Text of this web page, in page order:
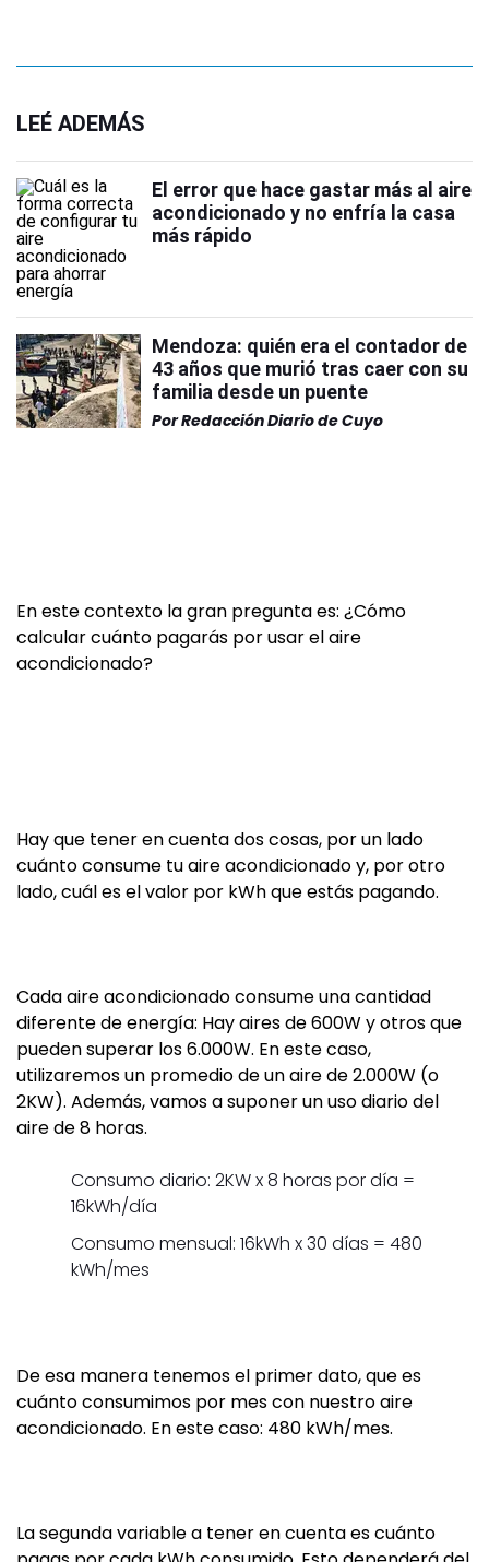
LEÉ ADEMÁS
El error que hace gastar más al aire
acondicionado y no enfría la casa
más rápido
Mendoza: quién era el contador de
43 años que murió tras caer con su
familia desde un puente
PorRedacción Diario de Cuyo
En este contexto la gran pregunta es: ¿Cómo
calcular cuánto pagarás por usar el aire
acondicionado?
Hay que tener en cuenta dos cosas, por un lado
cuánto consume tu aire acondicionado y, por otro
lado, cuál es el valor por kWh que estás pagando.
Cada aire acondicionado consume una cantidad
diferente de energía: Hay aires de 600W y otros que
pueden superar los 6.000W. En este caso,
utilizaremos un promedio de un aire de 2.000W (o
2KW). Además, vamos a suponer un uso diario del
aire de 8 horas.
Consumo diario: 2KW x 8 horas por día =
16kWh/día
Consumo mensual: 16kWh x 30 días = 480
kWh/mes
De esa manera tenemos el primer dato, que es
cuánto consumimos por mes con nuestro aire
acondicionado. En este caso: 480 kWh/mes.
La segunda variable a tener en cuenta es cuánto